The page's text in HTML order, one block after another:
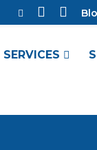
SERVICES